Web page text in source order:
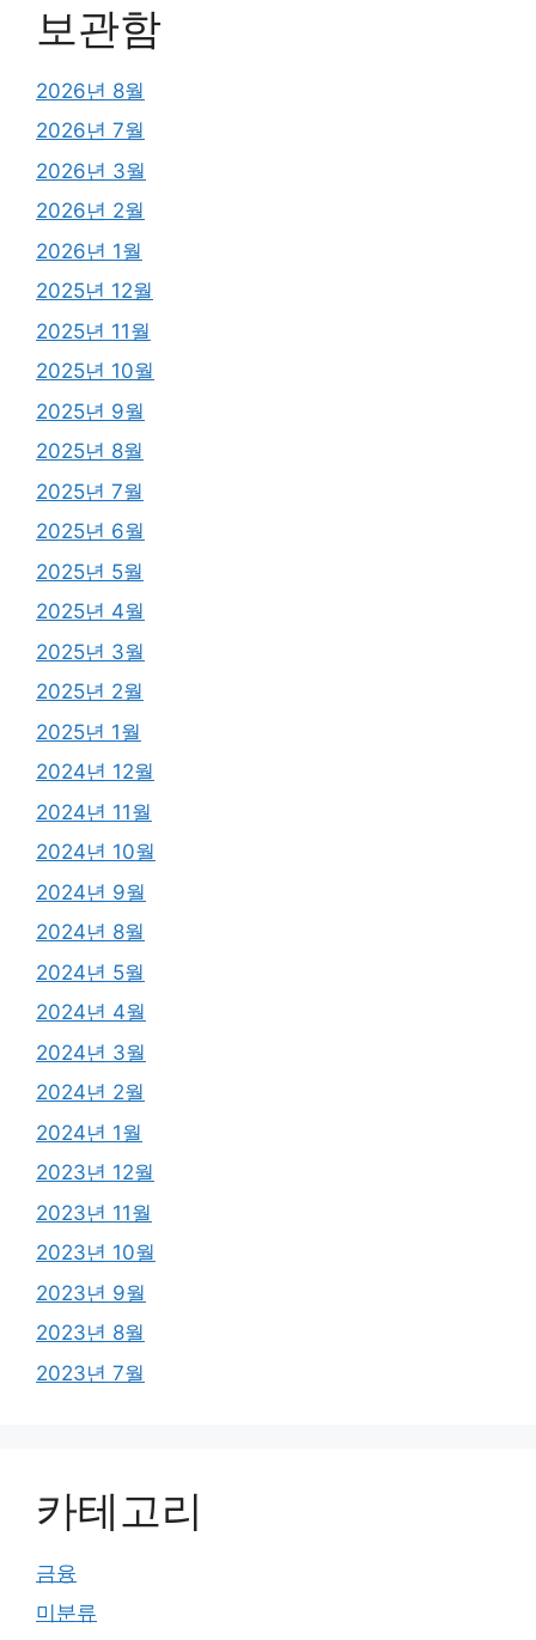
보관함
2026년 8월
2026년 7월
2026년 3월
2026년 2월
2026년 1월
2025년 12월
2025년 11월
2025년 10월
2025년 9월
2025년 8월
2025년 7월
2025년 6월
2025년 5월
2025년 4월
2025년 3월
2025년 2월
2025년 1월
2024년 12월
2024년 11월
2024년 10월
2024년 9월
2024년 8월
2024년 5월
2024년 4월
2024년 3월
2024년 2월
2024년 1월
2023년 12월
2023년 11월
2023년 10월
2023년 9월
2023년 8월
2023년 7월
카테고리
금융
미분류